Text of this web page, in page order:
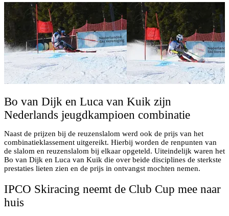
Bo van Dijk en Luca van Kuik zijn
Nederlands jeugdkampioen combinatie
Naast de prijzen bij de reuzenslalom werd ook de prijs van het
combinatieklassement uitgereikt. Hierbij worden de renpunten van
de slalom en reuzenslalom bij elkaar opgeteld. Uiteindelijk waren het
Bo van Dijk en Luca van Kuik die over beide disciplines de sterkste
prestaties lieten zien en de prijs in ontvangst mochten nemen.
IPCO Skiracing neemt de Club Cup mee naar
huis